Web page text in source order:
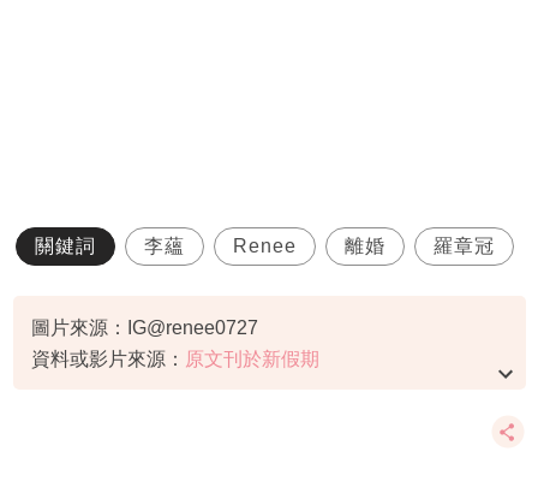
關鍵詞 李蘊 Renee 離婚 羅章冠
圖片來源：IG@renee0727
資料或影片來源： 原文刊於新假期